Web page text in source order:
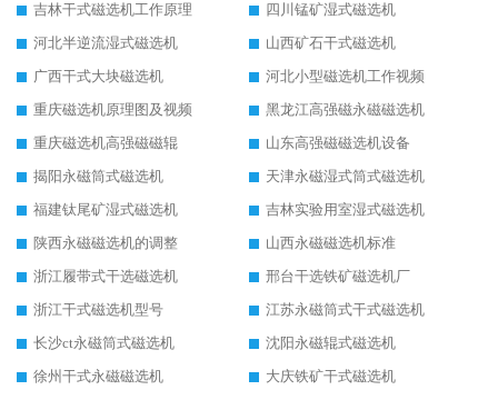
吉林干式磁选机工作原理
四川锰矿湿式磁选机
河北半逆流湿式磁选机
山西矿石干式磁选机
广西干式大块磁选机
河北小型磁选机工作视频
重庆磁选机原理图及视频
黑龙江高强磁永磁磁选机
重庆磁选机高强磁磁辊
山东高强磁磁选机设备
揭阳永磁筒式磁选机
天津永磁湿式筒式磁选机
福建钛尾矿湿式磁选机
吉林实验用室湿式磁选机
陕西永磁磁选机的调整
山西永磁磁选机标准
浙江履带式干选磁选机
邢台干选铁矿磁选机厂
浙江干式磁选机型号
江苏永磁筒式干式磁选机
长沙ct永磁筒式磁选机
沈阳永磁辊式磁选机
徐州干式永磁磁选机
大庆铁矿干式磁选机